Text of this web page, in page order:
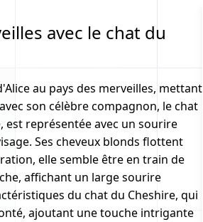
avec le chat du
au pays des merveilles, mettant
son célèbre compagnon, le chat
est représentée avec un sourire
Ses cheveux blonds flottent
elle semble être en train de
affichant un large sourire
du chat du Cheshire, qui
ajoutant une touche intrigante